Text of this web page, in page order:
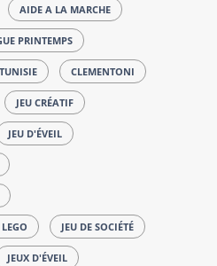
AIDE A LA MARCHE
PRINTEMPS
CLEMENTONI
JEU CRÉATIF
JEU D'ÉVEIL
JEU DE SOCIÉTÉ
JEUX D'ÉVEIL